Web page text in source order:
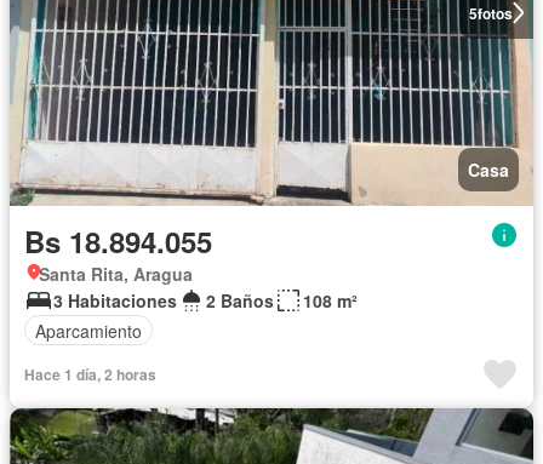
5fotos
Casa
Bs 18.894.055
Santa Rita, Aragua
3 Habitaciones
2 Baños
108 m²
Aparcamiento
Hace 1 día, 2 horas